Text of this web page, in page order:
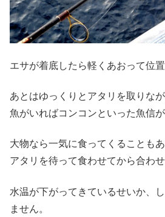
エサが着底したら軽くあおって位置
あとはゆっくりとアタリを取りな
魚がいればコンコンといった魚信が
大物なら一気に食ってくることも
アタリを待って食わせてから合わ
水温が下がってきているせいか、
ません。